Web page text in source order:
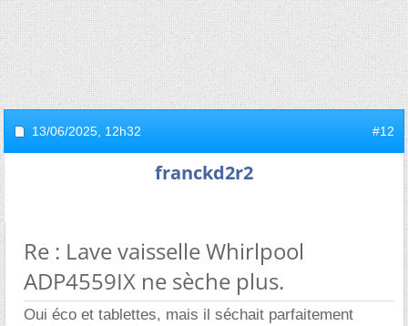
13/06/2025, 12h32 #12
franckd2r2
Re : Lave vaisselle Whirlpool
ADP4559IX ne sèche plus.
Oui éco et tablettes, mais il séchait parfaitement